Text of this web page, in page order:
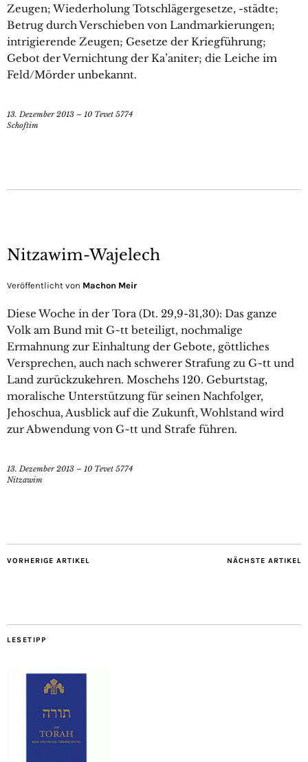
Zeugen; Wiederholung Totschlägergesetze, -städte;
Betrug durch Verschieben von Landmarkierungen;
intrigierende Zeugen; Gesetze der Kriegführung;
Gebot der Vernichtung der Ka’aniter; die Leiche im
Feld/Mörder unbekannt.
13. Dezember 2013 – 10 Tevet 5774
Schoftim
Nitzawim-Wajelech
Veröffentlicht von Machon Meir
Diese Woche in der Tora (Dt. 29,9-31,30): Das ganze
Volk am Bund mit G~tt beteiligt, nochmalige
Ermahnung zur Einhaltung der Gebote, göttliches
Versprechen, auch nach schwerer Strafung zu G~tt und
Land zurückzukehren. Moschehs 120. Geburtstag,
moralische Unterstützung für seinen Nachfolger,
Jehoschua, Ausblick auf die Zukunft, Wohlstand wird
zur Abwendung von G~tt und Strafe führen.
13. Dezember 2013 – 10 Tevet 5774
Nitzawim
VORHERIGE ARTIKEL NÄCHSTE ARTIKEL
LESETIPP